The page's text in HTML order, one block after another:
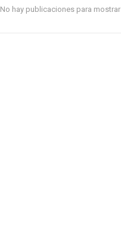
No hay publicaciones para mostrar